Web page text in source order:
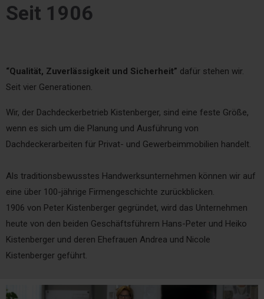
Seit 1906
“Qualität, Zuverlässigkeit und Sicherheit” dafür stehen wir.
Seit vier Generationen.
Wir, der Dachdeckerbetrieb Kistenberger, sind eine feste Größe,
wenn es sich um die Planung und Ausführung von
Dachdeckerarbeiten für Privat- und Gewerbeimmobilien handelt.
Als traditionsbewusstes Handwerksunternehmen können wir auf
eine über 100-jährige Firmengeschichte zurückblicken.
1906 von Peter Kistenberger gegründet, wird das Unternehmen
heute von den beiden Geschäftsführern Hans-Peter und Heiko
Kistenberger und deren Ehefrauen Andrea und Nicole
Kistenberger geführt.